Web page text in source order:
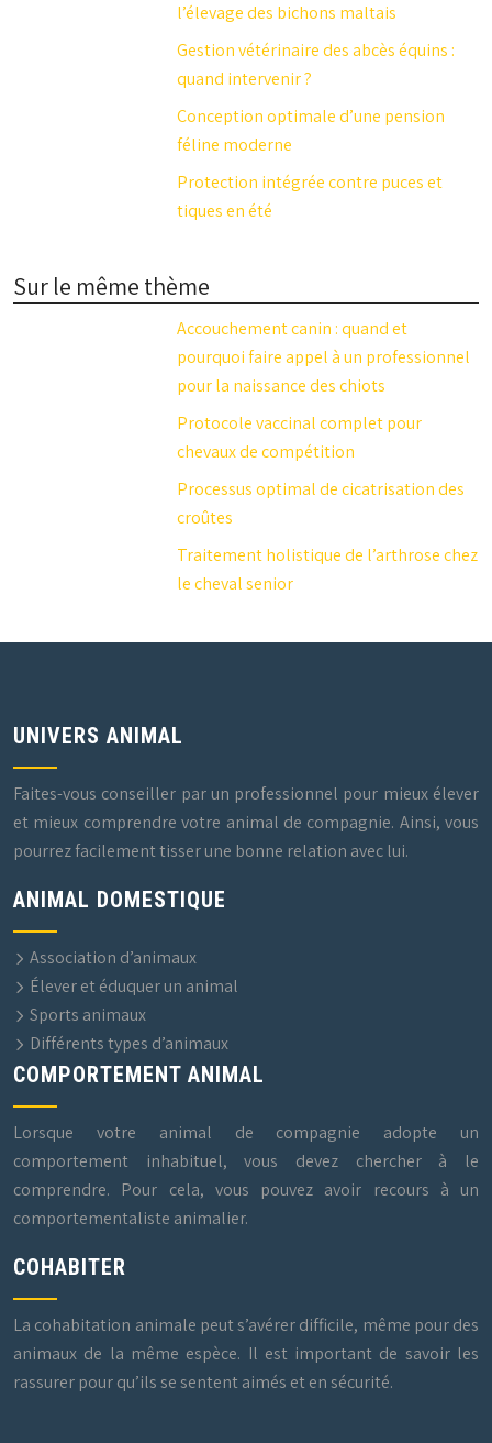
l’élevage des bichons maltais
Gestion vétérinaire des abcès équins :
quand intervenir ?
Conception optimale d’une pension
féline moderne
Protection intégrée contre puces et
tiques en été
Sur le même thème
Accouchement canin : quand et
pourquoi faire appel à un professionnel
pour la naissance des chiots
Protocole vaccinal complet pour
chevaux de compétition
Processus optimal de cicatrisation des
croûtes
Traitement holistique de l’arthrose chez
le cheval senior
UNIVERS ANIMAL
Faites-vous conseiller par un professionnel pour mieux élever
et mieux comprendre votre animal de compagnie. Ainsi, vous
pourrez facilement tisser une bonne relation avec lui.
ANIMAL DOMESTIQUE
Association d’animaux
Élever et éduquer un animal
Sports animaux
Différents types d’animaux
COMPORTEMENT ANIMAL
Lorsque votre animal de compagnie adopte un
comportement inhabituel, vous devez chercher à le
comprendre. Pour cela, vous pouvez avoir recours à un
comportementaliste animalier.
COHABITER
La cohabitation animale peut s’avérer difficile, même pour des
animaux de la même espèce. Il est important de savoir les
rassurer pour qu’ils se sentent aimés et en sécurité.